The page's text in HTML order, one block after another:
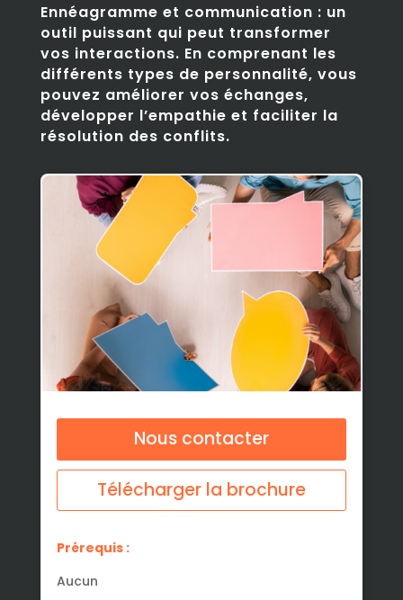
Ennéagramme et communication : un
outil puissant qui peut transformer
vos interactions. En comprenant les
différents types de personnalité, vous
pouvez améliorer vos échanges,
développer l’empathie et faciliter la
résolution des conflits.
Nous contacter
Télécharger la brochure
Prérequis :
Aucun